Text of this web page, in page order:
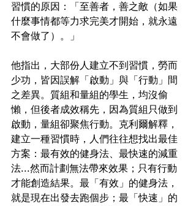
習慣的原因：「至善者，善之敵（如果
什麼事情都等力求完美才開始，就永遠
不會做了）。」
他指出，大部份人建立不到習慣，勞而
少功，皆因誤解「啟動」與「行動」間
之差異。質組和量組的學生，均沒偷
懶，但後者成效稱先，因為質組只做到
啟動，量組卻聚焦行動。克利爾解釋，
建立一種習慣時，人們往往想找出最佳
方案：最有效的健身法、最快速的減重
法...然而計劃無法帶來效果；只有行動
才能創造結果。最「有效」的健身法，
就是現在出發去跑個步；最「快速」的